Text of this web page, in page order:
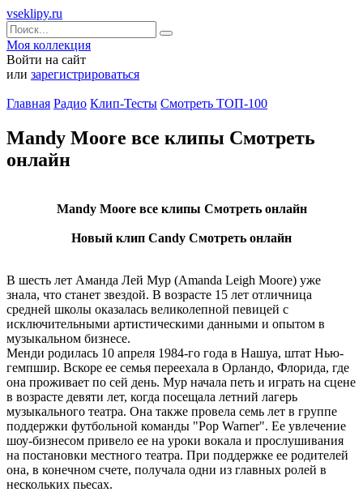
vseklipy.ru
Моя коллекция
Войти на сайт
или зарегистрироваться
Главная Радио Клип-Тесты Смотреть ТОП-100
Mandy Moore все клипы Смотреть
онлайн
Mandy Moore все клипы Смотреть онлайн
Новый клип Candy Смотреть онлайн
В шесть лет Аманда Лей Мур (Amanda Leigh Moore) уже
знала, что станет звездой. В возрасте 15 лет отличница
средней школы оказалась великолепной певицей с
исключительными артистическими данными и опытом в
музыкальном бизнесе.
Менди родилась 10 апреля 1984-го года в Нашуа, штат Нью-
гемпшир. Вскоре ее семья переехала в Орландо, Флорида, где
она проживает по сей день. Мур начала петь и играть на сцене
в возрасте девяти лет, когда посещала летний лагерь
музыкального театра. Она также провела семь лет в группе
поддержки футбольной команды "Pop Warner". Ее увлечение
шоу-бизнесом привело ее на уроки вокала и прослушивания
на постановки местного театра. При поддержке ее родителей
она, в конечном счете, получала одни из главных ролей в
нескольких пьесах.